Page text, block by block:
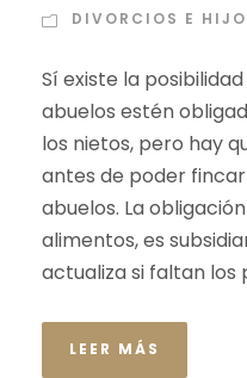
DIVORCIOS E
Sí existe la
abuelos estén
los nietos, pero hay
antes de poder
abuelos. La
alimentos, es
actualiza si faltan los
LEER MÁS